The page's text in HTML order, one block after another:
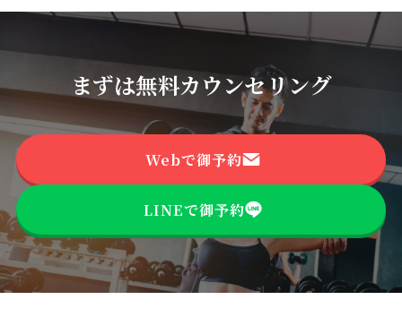
まずは無料カウンセリング
Webで御予約
LINEで御予約